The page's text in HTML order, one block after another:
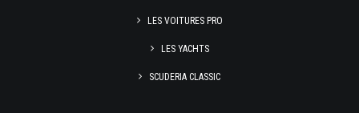
LES VOITURES PRO
LES YACHTS
SCUDERIA CLASSIC